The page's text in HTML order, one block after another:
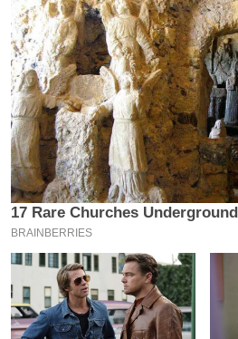
इ
म
ई
-
पे
प
र
मि
सा
ल
मि
सा